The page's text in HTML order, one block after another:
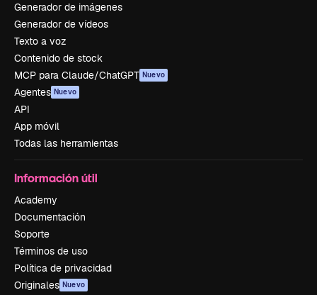
Generador de imágenes
Generador de vídeos
Texto a voz
Contenido de stock
MCP para Claude/ChatGPT Nuevo
Agentes Nuevo
API
App móvil
Todas las herramientas
Información útil
Academy
Documentación
Soporte
Términos de uso
Política de privacidad
Originales Nuevo